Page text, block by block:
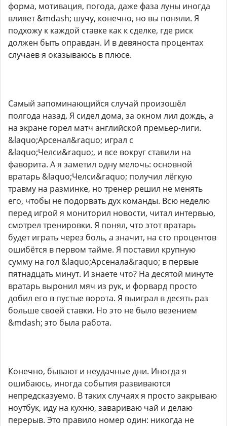
форма, мотивация, погода, даже фаза луны иногда
влияет &mdash; шучу, конечно, но вы поняли. Я
подхожу к каждой ставке как к сделке, где риск
должен быть оправдан. И в девяноста процентах
случаев я оказываюсь в плюсе.
Самый запоминающийся случай произошёл
полгода назад. Я сидел дома, за окном лил дождь, а
на экране горел матч английской премьер-лиги.
&laquo;Арсенал&raquo; играл с
&laquo;Челси&raquo;, и все вокруг ставили на
фаворита. А я заметил одну мелочь: основной
вратарь &laquo;Челси&raquo; получил лёгкую
травму на разминке, но тренер решил не менять
его, чтобы не подорвать дух команды. Всю неделю
перед игрой я мониторил новости, читал интервью,
смотрел тренировки. Я понял, что этот вратарь
будет играть через боль, а значит, на сто процентов
ошибётся в первом тайме. Я поставил крупную
сумму на гол &laquo;Арсенала&raquo; в первые
пятнадцать минут. И знаете что? На десятой минуте
вратарь выронил мяч из рук, и форвард просто
добил его в пустые ворота. Я выиграл в десять раз
больше своей ставки. Но это не было везением
&mdash; это была работа.
Конечно, бывают и неудачные дни. Иногда я
ошибаюсь, иногда события развиваются
непредсказуемо. В таких случаях я просто закрываю
ноутбук, иду на кухню, завариваю чай и делаю
перерыв. Это правило номер один: никогда не